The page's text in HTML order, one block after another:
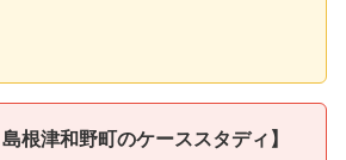
根津和野町のケーススタディ】